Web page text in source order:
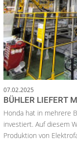
07.02.2025
BÜHLER LIEFERT
Honda hat in mehrere
investiert. Auf diesem
Produktion von